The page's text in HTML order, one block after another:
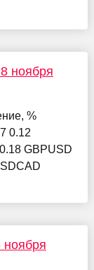
ноября
%
0.12
GBPUSD